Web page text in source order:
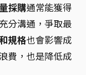
採購通常能獲得
分溝通，爭取最
規格也會影響成
費，也是降低成